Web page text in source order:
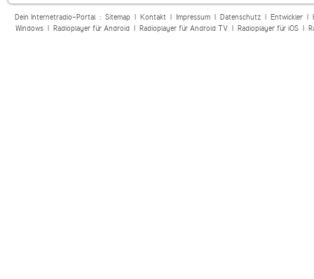
Dein Internetradio-Portal : Sitemap| Kontakt| Impressum| Datenschutz| Entwickler|
Windows| Radioplayer für Android| Radioplayer für Android TV| Radioplayer für iOS|